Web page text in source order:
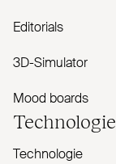
Editorials
3D-Simulator
Mood boards
Technologie
Technologie